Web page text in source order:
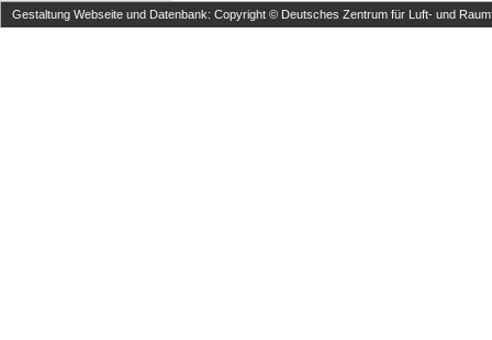
Gestaltung Webseite und Datenbank: Copyright © Deutsches Zentrum für Luft- und